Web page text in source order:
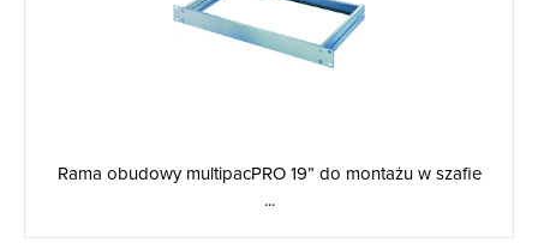
Rama obudowy multipacPRO 19” do montażu w szafie
...